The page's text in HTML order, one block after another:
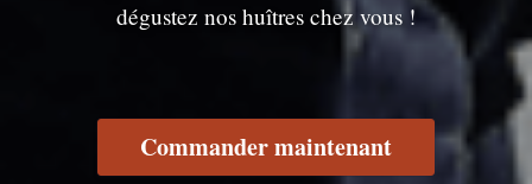
dégustez nos huîtres chez vous !
Commander maintenant